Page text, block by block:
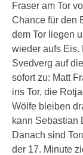
Fraser am Tor
Chance für den
dem Tor liegen
wieder aufs Eis.
Svedverg auf
sofort zu: Matt
ins Tor, die
Wölfe bleiben
kann Sebastian
Danach sind
der 17. Minute